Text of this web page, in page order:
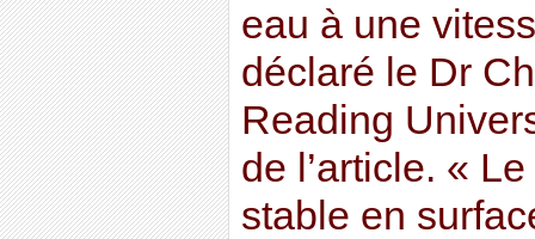
eau à une
déclaré le Dr
Reading
de l’article. «
stable en